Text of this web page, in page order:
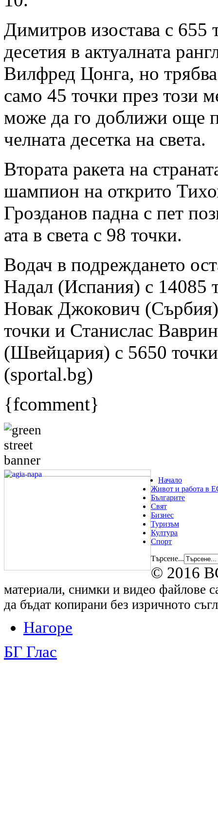
Димитров изостава с 655
десетия в актуалната
Вилфред Цонга, но
само 45 точки през този
може да го доближи още
челната десетка на света.
Втората ракета на
шампион на открито
Грозданов падна с пет
ата в света с 98 точки.
Водач в подреждането
Надал (Испания) с 14085
Новак Джокович
точки и Станислас
(Швейцария) с 5650
(sportal.bg)
{fcomment}
Начало
Живот и работа в
Българите
Свят
Бизнес
Туризъм
Култура
Спорт
Търсене...
© 2016
материали, снимки и видео файлове
да бъдат копирани без изричното
Нагоре
БГ Глас